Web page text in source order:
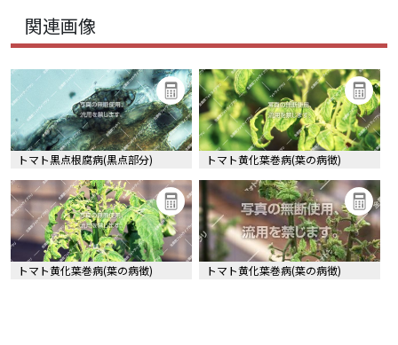
関連画像
トマト黒点根腐病(黒点部分) トマト黄化葉巻病(葉の病徴)
トマト黄化葉巻病(葉の病徴) トマト黄化葉巻病(葉の病徴)